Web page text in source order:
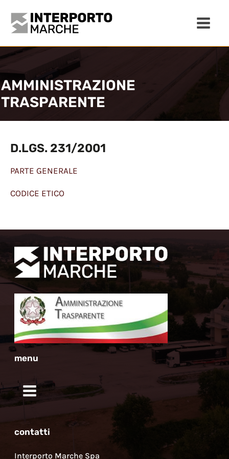
AMMINISTRAZIONE
TRASPARENTE
D.LGS. 231/2001
PARTE GENERALE
CODICE ETICO
menu
contatti
Interporto Marche Spa